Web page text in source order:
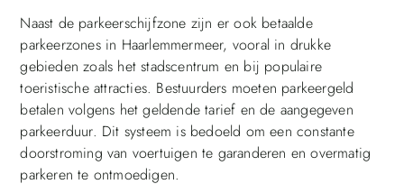
Naast de parkeerschijfzone zijn er ook betaalde
parkeerzones in Haarlemmermeer, vooral in drukke
gebieden zoals het stadscentrum en bij populaire
toeristische attracties. Bestuurders moeten parkeergeld
betalen volgens het geldende tarief en de aangegeven
parkeerduur. Dit systeem is bedoeld om een constante
doorstroming van voertuigen te garanderen en overmatig
parkeren te ontmoedigen.